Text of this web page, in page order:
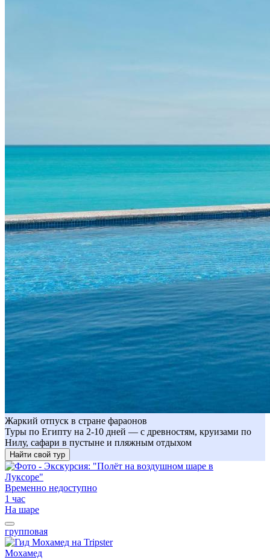
Жаркий отпуск в стране фараонов
Туры по Египту на 2-10 дней — с древностям, круизами по
Нилу, сафари в пустыне и пляжным отдыхом
Найти свой тур
Временно недоступно
1 час
На шаре
групповая
Мохамед